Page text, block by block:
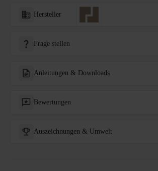
Hersteller
Frage stellen
Anleitungen & Downloads
Bewertungen
Auszeichnungen & Umwelt